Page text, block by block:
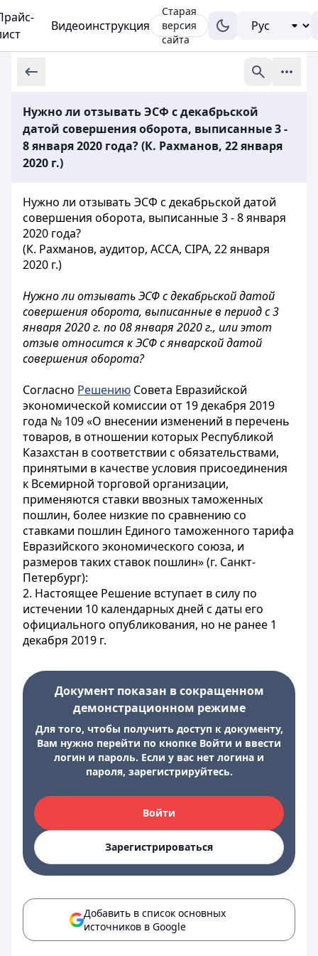
Видеоинструкция
Старая
версия
сайта
Нужно ли отзывать ЭСФ с декабрьской
датой совершения оборота, выписанные 3 -
8 января 2020 года? (К. Рахманов, 22 января
2020 г.)
Нужно ли отзывать ЭСФ с декабрьской датой
совершения оборота, выписанные 3 - 8 января
2020 года?
(К. Рахманов, аудитор, ACCA, CIPA, 22 января
2020 г.)
Нужно ли отзывать ЭСФ с декабрьской датой
совершения оборота, выписанные в период с 3
января 2020 г. по 08 января 2020 г., или этот
отзыв относится к ЭСФ с январской датой
совершения оборота?
Согласно Решению Совета Евразийской
экономической комиссии от 19 декабря 2019
года № 109 «О внесении изменений в перечень
товаров, в отношении которых Республикой
Казахстан в соответствии с обязательствами,
принятыми в качестве условия присоединения
к Всемирной торговой организации,
применяются ставки ввозных таможенных
пошлин, более низкие по сравнению со
ставками пошлин Единого таможенного тарифа
Евразийского экономического союза, и
размеров таких ставок пошлин» (г. Санкт-
Петербург):
2. Настоящее Решение вступает в силу по
истечении 10 календарных дней с даты его
официального опубликования, но не ранее 1
декабря 2019 г.
Документ показан в сокращенном
демонстрационном режиме
Для того, чтобы получить доступ к документу,
Вам нужно перейти по кнопке Войти и ввести
логин и пароль. Если у вас нет логина и
пароля, зарегистрируйтесь.
Войти
Зарегистрироваться
Добавить в список основных
источников в Google